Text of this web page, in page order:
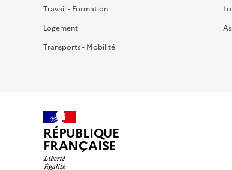
Travail - Formation
Logement
Transports - Mobilité
RÉPUBLIQUE
FRANÇAISE